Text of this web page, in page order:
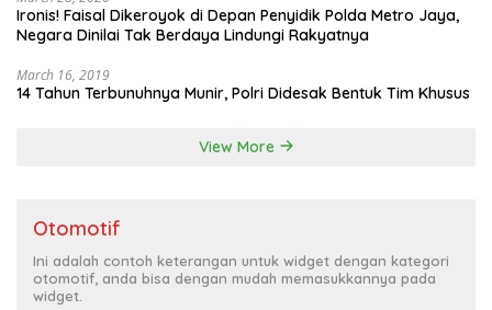
Ironis! Faisal Dikeroyok di Depan Penyidik Polda Metro Jaya,
Negara Dinilai Tak Berdaya Lindungi Rakyatnya
March 16, 2019
14 Tahun Terbunuhnya Munir, Polri Didesak Bentuk Tim Khusus
View More
Otomotif
Ini adalah contoh keterangan untuk widget dengan kategori
otomotif, anda bisa dengan mudah memasukkannya pada
widget.